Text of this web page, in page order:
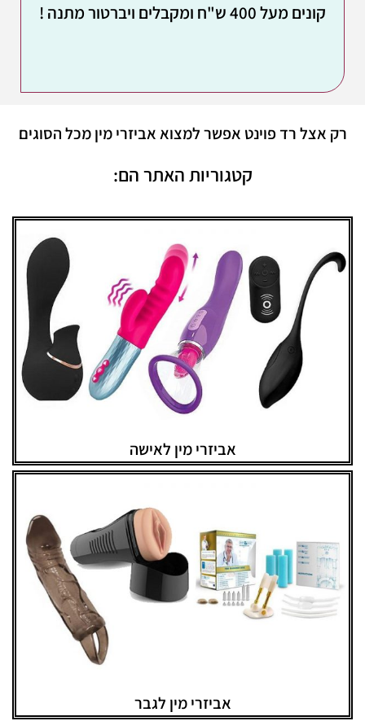
קונים מעל 400 ש"ח ומקבלים ויברטור מתנה !
רק אצל רד פוינט אפשר למצוא אביזרי מין מכל הסוגים
קטגוריות האתר הם:
אביזרי מין לאישה
אביזרי מין לגבר